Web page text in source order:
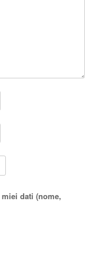
dati (nome,